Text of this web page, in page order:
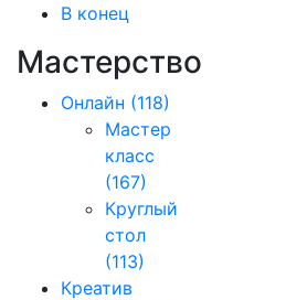
В конец
Мастерство
Онлайн (118)
Мастер
класс
(167)
Круглый
стол
(113)
Креатив